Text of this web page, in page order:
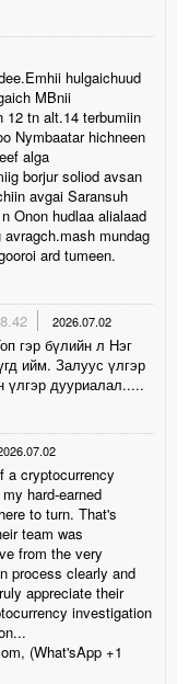
hulgaichuud
MBnii
12 tn alt.14 terbumiin
Nymbaatar hichneen
alga
borjur soliod avsan
avgai Saransuh
Onon hudlaa alialaad
mundag
ard tumeen.
2026.07.02
гэр бүлийн л Нэг
ийм. Залуус үлгэр
үлгэр дууриалал.....
a cryptocurrency
hard-earned
to turn. That's
team was
from the very
process clearly and
appreciate their
investigation
(What'sApp +1